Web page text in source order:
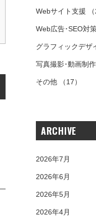
Webサイト支援
Web広告･SEO対
グラフィックデザ
写真撮影･動画制作
その他 （17）
ARCHIVE
2026年7月
2026年6月
2026年5月
2026年4月